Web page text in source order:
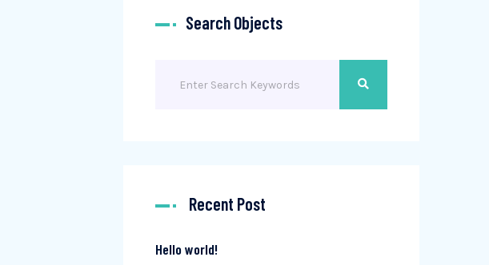
Search Objects
Recent Post
Hello world!